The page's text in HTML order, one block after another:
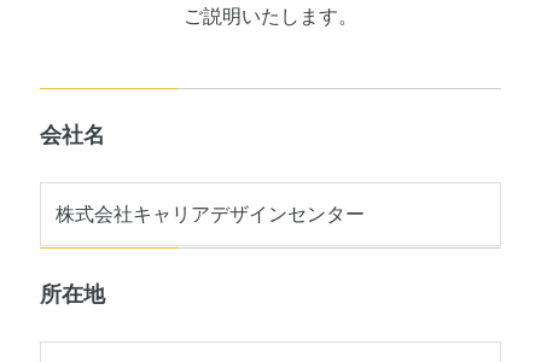
ご説明いたします。
会社名
株式会社キャリアデザインセンター
所在地